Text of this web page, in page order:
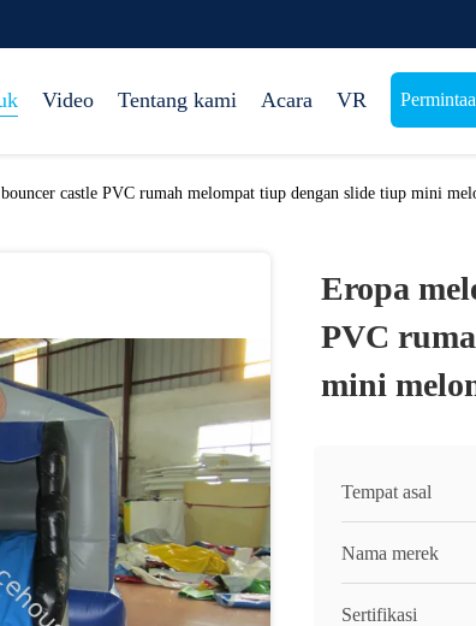
Video Tentang kami Acara VR
castle PVC rumah melompat tiup dengan slide tiup mini
Eropa
PVC
mini
Tempat asal
Nama merek
Sertifikasi